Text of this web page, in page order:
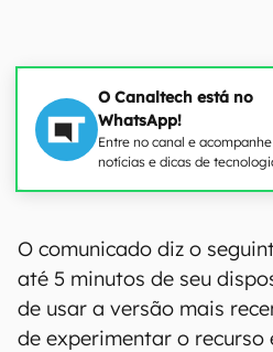
O Canaltech está no
WhatsApp!
Entre no canal e acompanhe
notícias e dicas de
O comunicado diz o
até 5 minutos de seu
de usar a versão mais
de experimentar o recurso